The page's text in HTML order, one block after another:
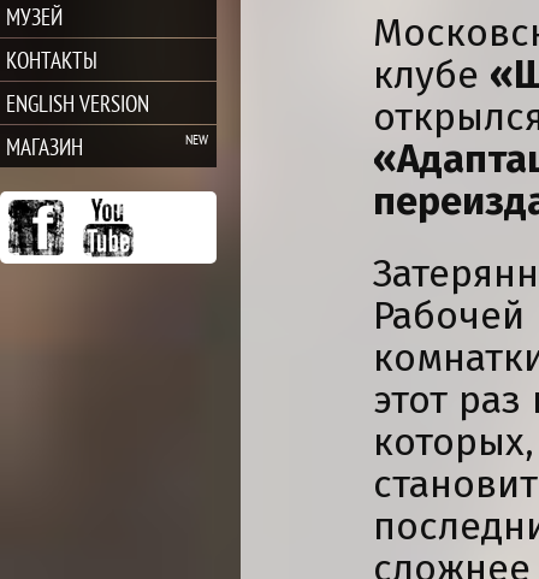
МУЗЕЙ
КОНТАКТЫ
ENGLISH VERSION
МАГАЗИН
клубе
этот
сложнее